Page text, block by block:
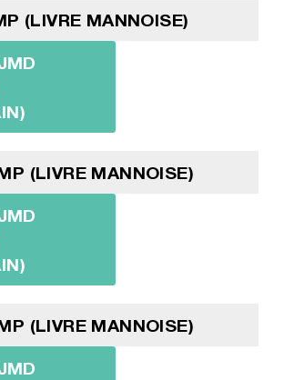
(LIVRE MANNOISE)
(LIVRE MANNOISE)
(LIVRE MANNOISE)